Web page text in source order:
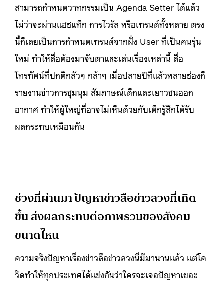
สามารถกำหนดวาทกรรมเป็น Agenda Setter ได้แล้ว
ไม่ว่าจะผ่านแฮชแท็ก การไวรัล หรือเทรนด์ทั้งหลาย ตรง
นี้ก็เลยเป็นการกำหนดเทรนด์จากฝั่ง User ที่เป็นคนรุ่น
ใหม่ ทำให้สื่อต้องมาจับตาและเล่นเรื่องเหล่านี้ สื่อ
โทรทัศน์ที่ปกติกลัวๆ กล้าๆ เมื่อปลายปีที่แล้วหลายช่องก็
รายงานข่าวการชุมนุม สัมภาษณ์เด็กและเยาวชนออก
อากาศ ทำให้ผู้ใหญ่ที่อาจไม่เห็นด้วยกับเด็กรู้สึกได้รับ
ผลกระทบเหมือนกัน
ช่วงที่ผ่านมา ปัญหาข่าวลือข่าวลวงที่เกิด
ขึ้น ส่งผลกระทบต่อภาพรวมของสังคม
ขนาดไหน
ความจริงปัญหาเรื่องข่าวลือข่าวลวงนี่มีมานานแล้ว แต่โค
วิดทำให้ทุกประเทศได้แข่งกันว่าใครจะเจอปัญหาเยอะ